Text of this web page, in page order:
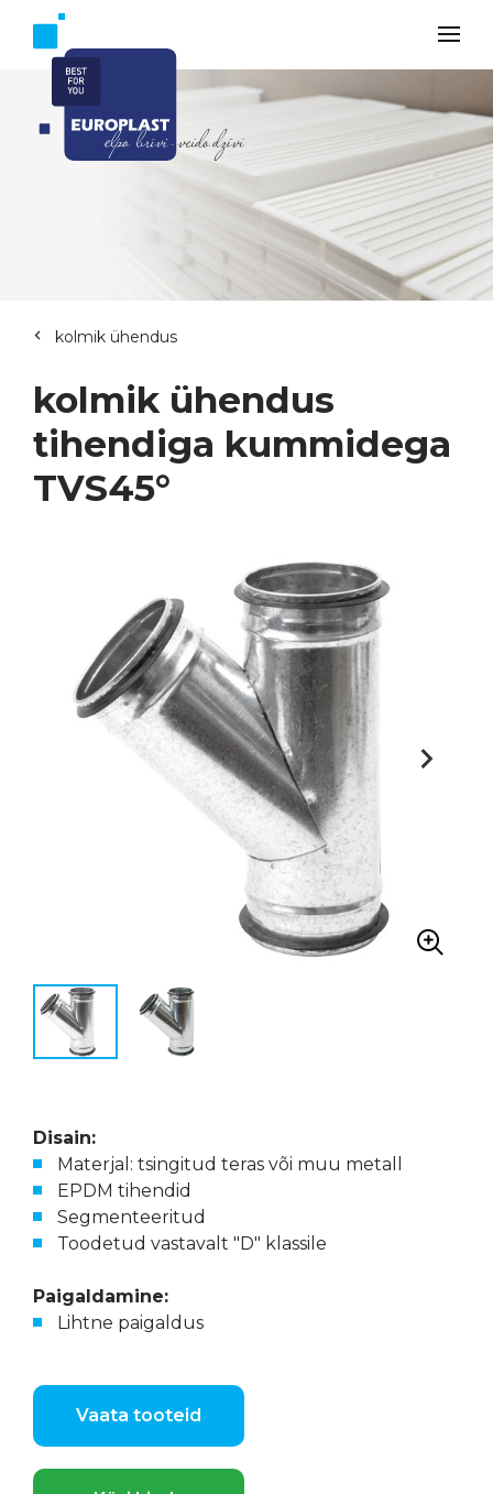
kolmik ühendus
kolmik ühendus
tihendiga kummidega
TVS45°
Disain:
Materjal: tsingitud teras või muu metall
EPDM tihendid
Segmenteeritud
Toodetud vastavalt "D" klassile
Paigaldamine:
Lihtne paigaldus
Vaata tooteid